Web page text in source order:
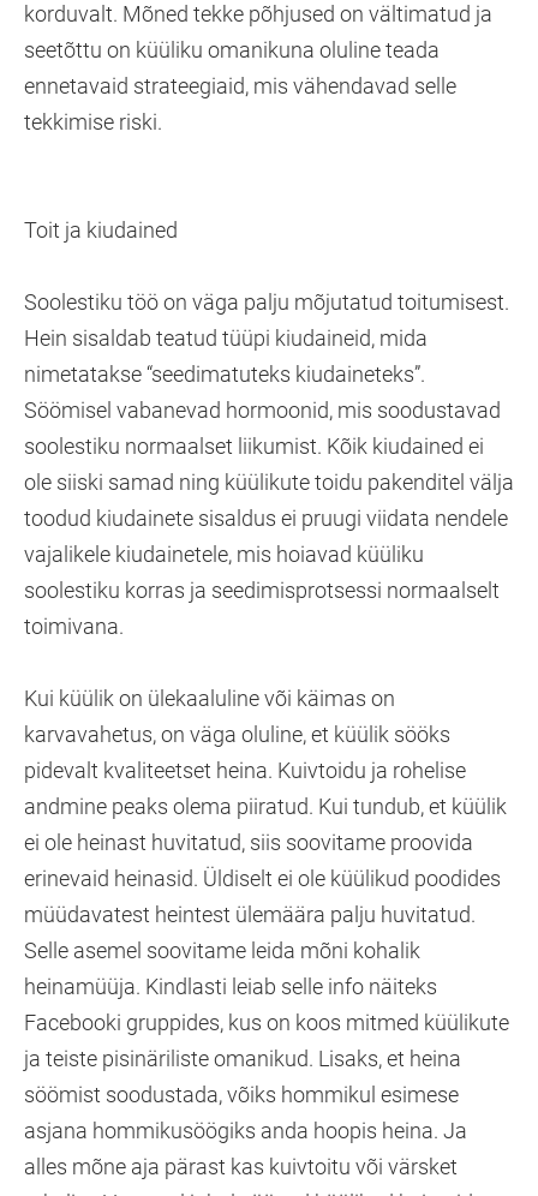
korduvalt. Mõned tekke põhjused on vältimatud ja
seetõttu on küüliku omanikuna oluline teada
ennetavaid strateegiaid, mis vähendavad selle
tekkimise riski.
Toit ja kiudained
Soolestiku töö on väga palju mõjutatud toitumisest.
Hein sisaldab teatud tüüpi kiudaineid, mida
nimetatakse “seedimatuteks kiudaineteks”.
Söömisel vabanevad hormoonid, mis soodustavad
soolestiku normaalset liikumist. Kõik kiudained ei
ole siiski samad ning küülikute toidu pakenditel välja
toodud kiudainete sisaldus ei pruugi viidata nendele
vajalikele kiudainetele, mis hoiavad küüliku
soolestiku korras ja seedimisprotsessi normaalselt
toimivana.
Kui küülik on ülekaaluline või käimas on
karvavahetus, on väga oluline, et küülik sööks
pidevalt kvaliteetset heina. Kuivtoidu ja rohelise
andmine peaks olema piiratud. Kui tundub, et küülik
ei ole heinast huvitatud, siis soovitame proovida
erinevaid heinasid. Üldiselt ei ole küülikud poodides
müüdavatest heintest ülemäära palju huvitatud.
Selle asemel soovitame leida mõni kohalik
heinamüüja. Kindlasti leiab selle info näiteks
Facebooki gruppides, kus on koos mitmed küülikute
ja teiste pisinäriliste omanikud. Lisaks, et heina
söömist soodustada, võiks hommikul esimese
asjana hommikusöögiks anda hoopis heina. Ja
alles mõne aja pärast kas kuivtoitu või värsket